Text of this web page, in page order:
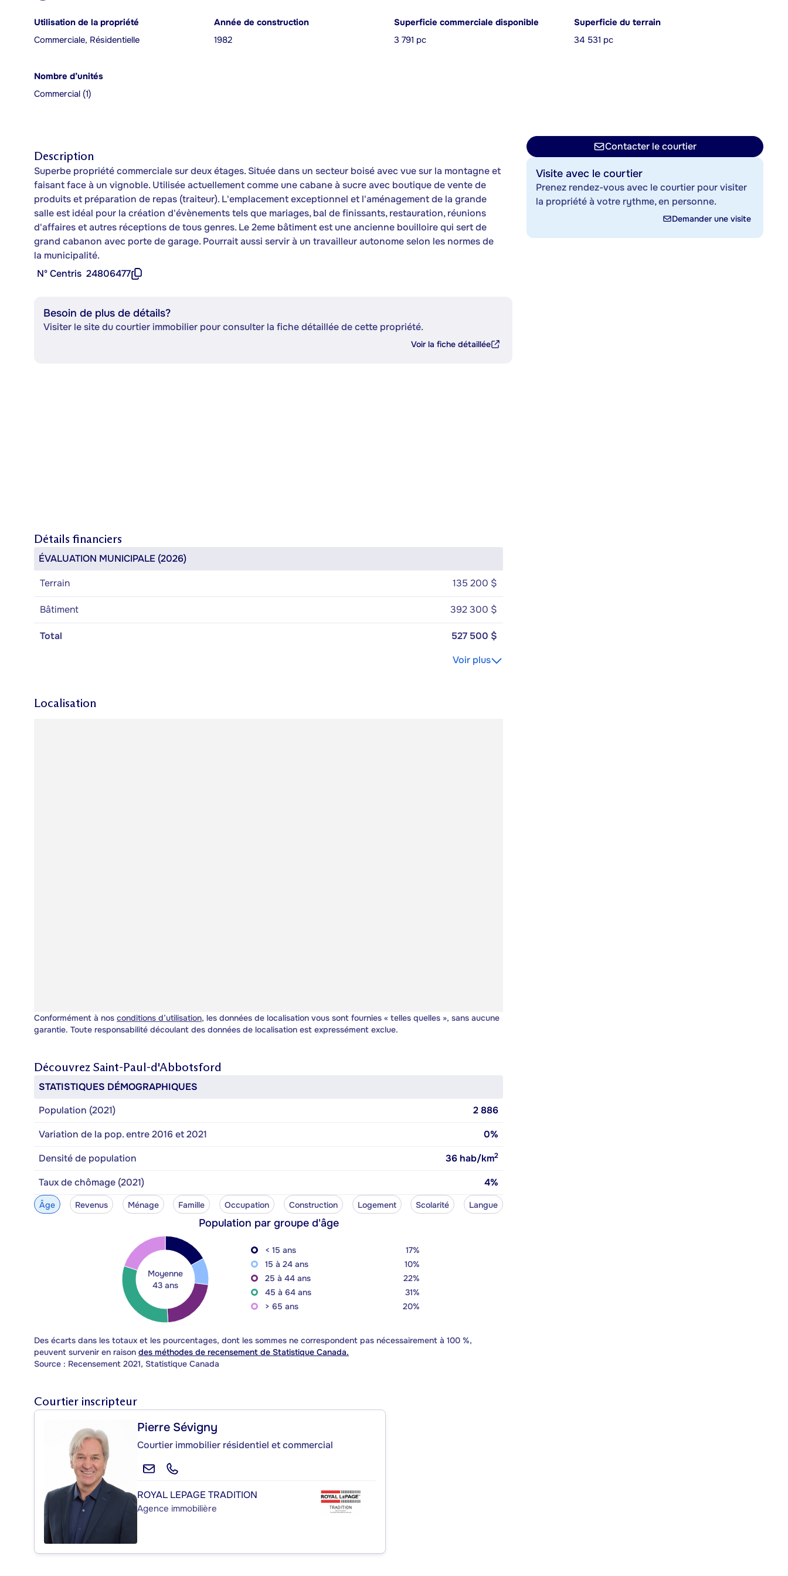
Utilisation de la propriété
Commerciale, Résidentielle
Année de construction
1982
Superficie commerciale disponible
3 791 pc
Superficie du terrain
34 531 pc
Nombre d’unités
Commercial (1)
Description
Superbe propriété commerciale sur deux étages. Située dans un secteur boisé avec vue sur la montagne et
faisant face à un vignoble. Utilisée actuellement comme une cabane à sucre avec boutique de vente de
produits et préparation de repas (traiteur). L'emplacement exceptionnel et l'aménagement de la grande
salle est idéal pour la création d'évènements tels que mariages, bal de finissants, restauration, réunions
d'affaires et autres réceptions de tous genres. Le 2eme bâtiment est une ancienne bouilloire qui sert de
grand cabanon avec porte de garage. Pourrait aussi servir à un travailleur autonome selon les normes de
la municipalité.
Nº Centris 24806477
Besoin de plus de détails?
Visiter le site du courtier immobilier pour consulter la fiche détaillée de cette propriété.
Voir la fiche détaillée
Détails financiers
ÉVALUATION MUNICIPALE (2026)
Terrain
135 200 $
Bâtiment 392 300 $
Total
527 500 $
Voir plus
Localisation
Conformément à nos conditions d’utilisation, les données de localisation vous sont fournies « telles quelles », sans aucune
garantie. Toute responsabilité découlant des données de localisation est expressément exclue.
Découvrez Saint-Paul-d'Abbotsford
STATISTIQUES DÉMOGRAPHIQUES
Population (2021)
2 886
Variation de la pop. entre 2016 et 2021
0%
Densité de population
36 hab/km2
Taux de chômage (2021) 4%
Âge Revenus Ménage Famille Occupation Construction Logement Scolarité Langue
Population par groupe d'âge
Moyenne
43 ans
< 15 ans
17%
15 à 24 ans
10%
25 à 44 ans
22%
45 à 64 ans
31%
> 65 ans
20%
Des écarts dans les totaux et les pourcentages, dont les sommes ne correspondent pas nécessairement à 100 %,
peuvent survenir en raison des méthodes de recensement de Statistique Canada.
Source : Recensement 2021, Statistique Canada
Courtier inscripteur
Pierre Sévigny
Courtier immobilier résidentiel et commercial
ROYAL LEPAGE TRADITION
Agence immobilière
Contacter le courtier
Visite avec le courtier
Prenez rendez-vous avec le courtier pour visiter
la propriété à votre rythme, en personne.
Demander une visite